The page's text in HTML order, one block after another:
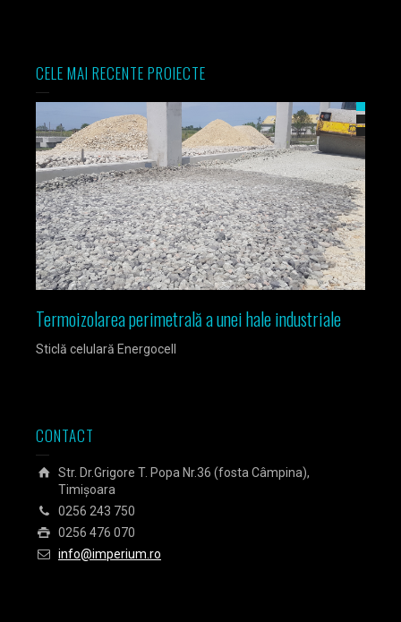
CELE MAI RECENTE PROIECTE
Termoizolarea perimetrală a unei hale industriale
Sticlă celulară Energocell
CONTACT
Str. Dr.Grigore T. Popa Nr.36 (fosta Câmpina),
Timișoara
0256 243 750
0256 476 070
info@imperium.ro